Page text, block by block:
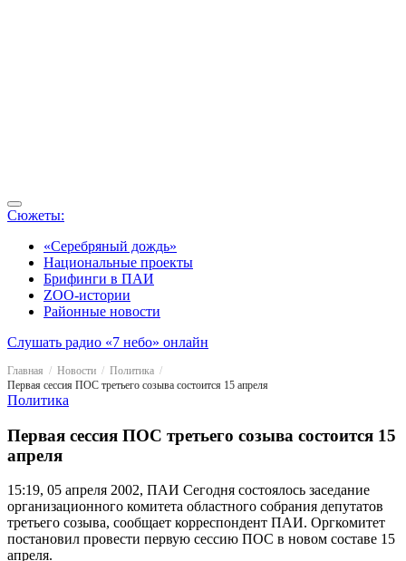
Сюжеты:
«Серебряный дождь»
Национальные проекты
Брифинги в ПАИ
ZOO-истории
Районные новости
Слушать радио «7 небо» онлайн
Главная Новости
Политика
Первая сессия ПОС третьего созыва состоится 15 апреля
Политика
Первая сессия ПОС третьего созыва состоится 15
апреля
15:19, 05 апреля 2002, ПАИ Cегодня состоялось заседание
организационного комитета областного собрания депутатов
третьего созыва, сообщает корреспондент ПАИ. Оргкомитет
постановил провести первую сессию ПОС в новом составе 15
апреля.